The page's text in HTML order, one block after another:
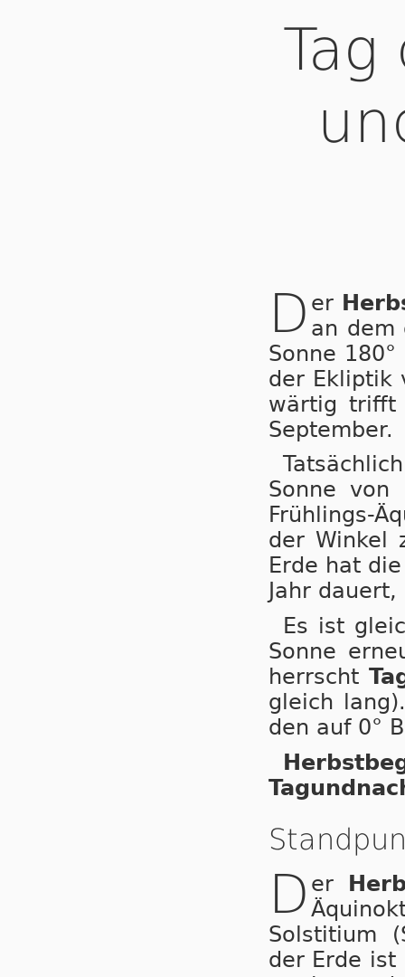
D er
an dem
Son­ne
der Eklip­tik
wär­tig trifft
Sep­tem­ber.
Son­ne von
Früh­lings-
der Win­kel
Er­de hat
Jahr
Es ist
Son­ne
herrscht
gleich
den auf 0°
D er
Sol­sti­ti­um
der Er­de